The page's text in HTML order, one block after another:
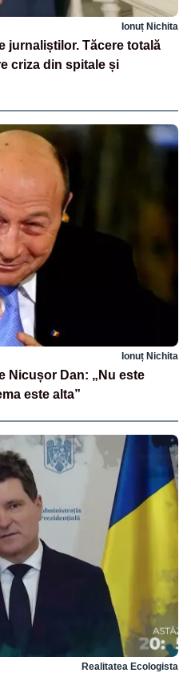
Ionuț Nichita
jurnaliștilor. Tăcere totală
criza din spitale și
Ionuț Nichita
Nicușor Dan: „Nu este
este alta”
Realitatea Ecologista